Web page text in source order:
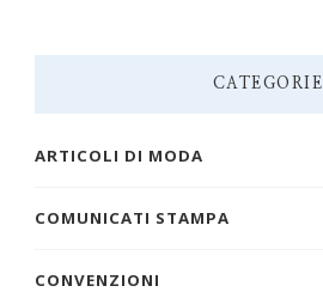
CATEGORIE
ARTICOLI DI MODA
COMUNICATI STAMPA
CONVENZIONI